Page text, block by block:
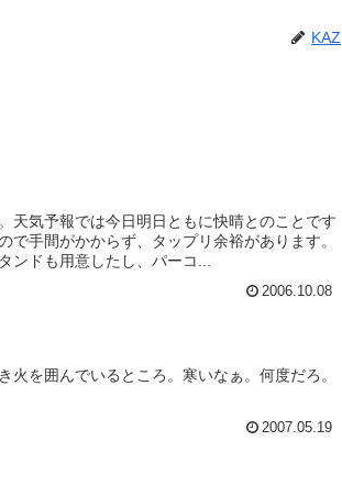
KAZ
天気予報では今日明日ともに快晴とのことです
手間がかからず、タップリ余裕があります。
ンドも用意したし、パーコ...
2006.10.08
を囲んでいるところ。寒いなぁ。何度だろ。
2007.05.19